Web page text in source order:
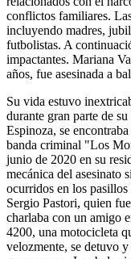
conflictos familiares.
incluyendo madres,
futbolistas. A
impactantes. Mariana
años, fue asesinada a
Su vida estuvo inextricablemente vinculada a la delincuencia durante gran parte de su existencia. Su hijo, Lucas Ariel "Berraco" Espinoza, se encontraba en prisión, acusado de ser un sicario para la banda criminal "Los Monos" cuando Mariana fue asesinada el 14 de junio de 2020 en su residencia ubicada en Ayacucho al 4000. La mecánica del asesinato siguió un patrón similar a otros homicidios ocurridos en los pasillos del barrio Tablada. Otro caso involucra a Sergio Pastori, quien fue asesinado por su hijastro. Mientras charlaba con un amigo en la entrada de su vivienda en Ayacucho al 4200, una motocicleta que transportaba a tres individuos pasó velozmente, se detuvo y uno de ellos descendió para disparar a quemarropa. Las balas impactaron en la ingle, el muslo y el abdomen de Sergio, quien fue llevado con rapidez al Hospital de Emergencias de Rosario. Aunque estuvo internado durante ocho días, falleció el 22 de octubre de 2020. En ese ataque también resultó herido un adolescente de 15 años que se encontraba frente a la casa, aunque su vida nunca estuvo en peligro.El culpable del asesinato de Sergio Pastori finalmente fue identificado el mes pasado, tres años después del homicidio. La Justicia condenó al hijastro de la víctima a quince años de prisión, siguiendo la solicitud presentada por la fiscal Georgina Pairola. La trama detrás de este homicidio oculta una larga disputa familiar entre la víctima y el perpetrador. La investigación demostró que en julio de 2018, Agustín L. amenazó a su padrastro con un arma después de una discusión. Los registros previos revelan dos amenazas previas del asesino, tanto hacia Pastori como hacia su propia madre. Todo culminó en el brutal asesinato. Aquella fatídica noche, después de las 21:30 horas, Mariana fue llamada por su nombre y, cuando se asomó, fue asesinada a sangre fría con trece disparos. A más de tres años de los trágicos sucesos, la causa sigue sin detenidos, mientras que el hijo de Espinoza, que ahora tiene 21 años, permanece en prisión tras ser condenado a 20 años por el asesinato de Felipe Schneider en 2019, cuando tenía tan solo 18 años.Acribillada en una fiestaRocío Romano contaba con 20 años y tenía un bebé de tan solo unos meses cuando, el 18 de septiembre de 2021, optó por asistir con sus amigas a una celebración en el vecindario de Tablada. En un lapso de horas, lo que era una noche de diversión se convirtió en una tragedia, cuando dos individuos en una moto abrieron fuego de manera repentina contra el grupo de jóvenes. En ese grupo se encontraba Milena, la hermana de Rocío, quien compartió con TN que había advertido a Rocío sobre la peligrosidad de la situación. Milena expresó: "Le sugerimos que no fuera, le dijimos que era riesgoso, pero ella fue muy terca y decidió ir. Cuando ya estábamos allí, comenzaron a disparar como si no significara nada".La madre de Rocío hizo una declaración en una rueda de prensa en ese momento, diciendo: "Mi hija estaba saliendo por segunda vez, y tenía todo el derecho porque era una adolescente, una joven. Todo esto está relacionado con el narcotráfico. Han matado a mi hija como si fuera un animal, y exijo justicia". El asesinato de Rocío aún sigue sin resolverse y los responsables de su muerte ni siquiera han sido identificados. En febrero de este año, el gobierno de Santa Fe estableció una recompensa de $1.000.000 para aquellos que brinden información útil, relevante y crucial que permita avanzar en la investigación de este caso.Ejecutada en la puerta de su casaEl 14 de octubre de 2021, la calle Ayacucho fue testigo de un nuevo episodio de violencia. Mariel Soledad Lezcano, una joven de 21 años y madre de un niño de tres años, fue asesinada en su propia residencia, donde se encontraba cumpliendo prisión domiciliaria para cuidar a su hijo. La víctima había sido condenada por ser parte de la banda liderada por René “El Brujo” Ungaro,